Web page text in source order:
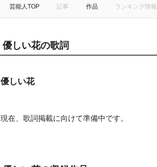
芸能人TOP 記事 作品 ランキング情報
優しい花の歌詞
優しい花
現在、歌詞掲載に向けて準備中です。